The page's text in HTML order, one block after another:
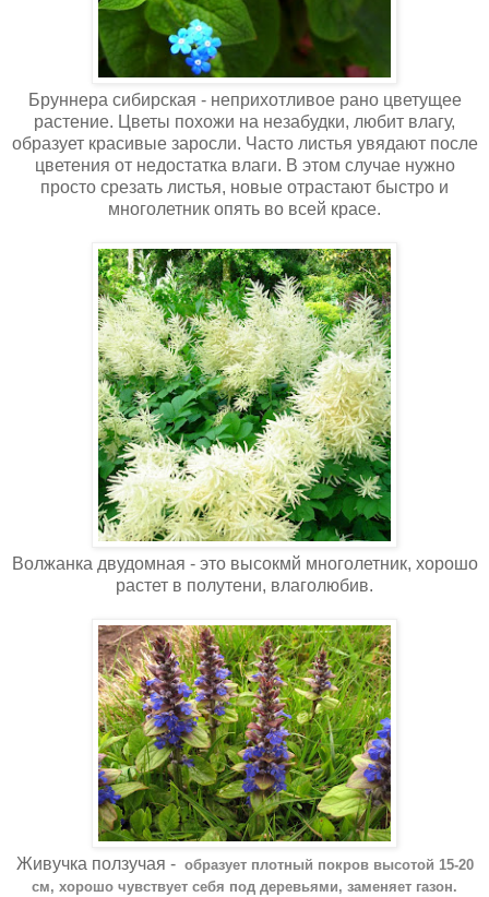
Бруннера сибирская - неприхотливое рано цветущее
растение. Цветы похожи на незабудки, любит влагу,
образует красивые заросли. Часто листья увядают после
цветения от недостатка влаги. В этом случае нужно
просто срезать листья, новые отрастают быстро и
многолетник опять во всей красе.
Волжанка двудомная - это высокмй многолетник, хорошо
растет в полутени, влаголюбив.
Живучка ползучая - образует плотный покров высотой 15-20
см, хорошо чувствует себя под деревьями, заменяет газон.